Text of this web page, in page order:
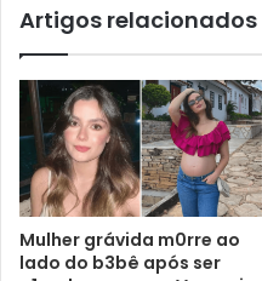
Artigos relacionados
Mulher grávida m0rre ao
lado do b3bê após ser